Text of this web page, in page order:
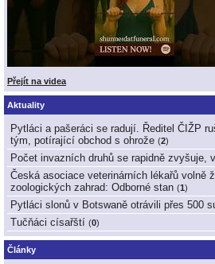
Přejít na videa
Aktuality
Pytláci a pašeráci se radují. Ředitel ČIŽP
tým, potírající obchod s ohrože (2)
Počet invazních druhů se rapidně zvyšuje,
Česká asociace veterinárních lékařů volně
zoologických zahrad: Odborné stan (1)
Pytláci slonů v Botswaně otrávili přes 500
Tučňáci císařští (0)
Články